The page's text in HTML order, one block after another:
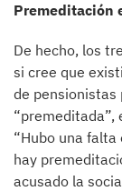
Premeditación
De hecho, los
si cree que
de pensionistas
“premeditada”,
“Hubo una
hay
acusado la